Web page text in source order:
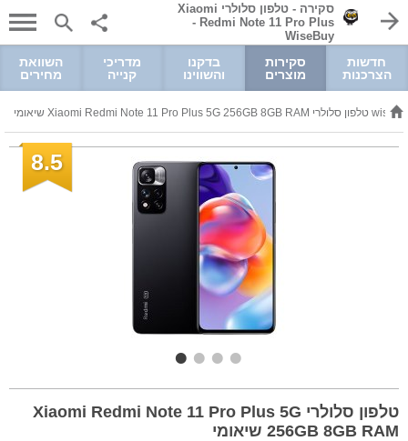
סקירה - טלפון סלולרי Xiaomi
Redmi Note 11 Pro Plus ‏-
WiseBuy
חדשות
הצרכנות
סקירות
מוצרים
בדקנו
והשווינו
מדריכי
קנייה
השוואת
מחירים
8.5
טלפון סלולרי Xiaomi Redmi Note 11 Pro Plus 5G
256GB 8GB RAM שיאומי